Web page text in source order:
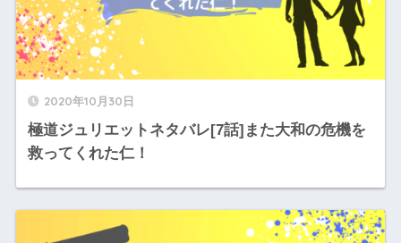
2020年10月30日
極道ジュリエットネタバレ[7話]また大和の危機を
救ってくれた仁！